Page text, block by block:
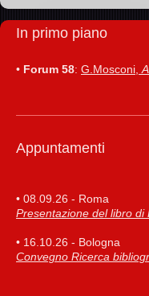
In primo piano
• Forum 58: G.Mosconi,
Appuntamenti
• 08.09.26 - Roma
Presentazione del libro di
• 16.10.26 - Bologna
Convegno Ricerca